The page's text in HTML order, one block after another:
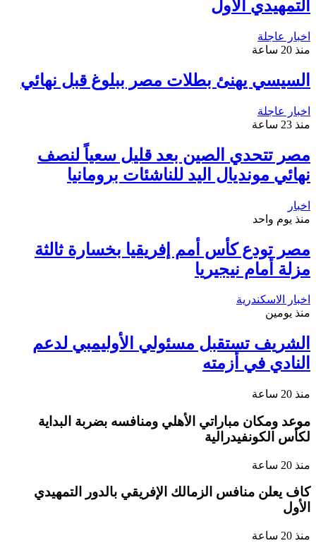
التمهيدي الأول
اخبار عاجلة
منذ 20 ساعة
السيسي يهنئ بطلات مصر ببلوغ قبل نهائي
اخبار عاجلة
منذ 23 ساعة
مصر تتحدي الصين بعد قليل سعياً لنصف
نهائي مونديال اليد للناشئات برومانيا
اخبار
منذ يوم واحد
مصر تودع كأس أمم إفريقيا بخسارة ثالثة
مزلة أمام نيجيريا
اخبار الاسكندرية
منذ يومين
الشريف تستقبل مسئولي الأوليمبي لدعم
النادي في أزمته
منذ 20 ساعة
موعد ومكان مباراتي الأهلي ومنافسه بضربة البداية
لكأس الكونفيدرالية
منذ 20 ساعة
كاف يعلن منافس الزمالك الإفريقي بالدور التمهيدي
الأول
منذ 20 ساعة